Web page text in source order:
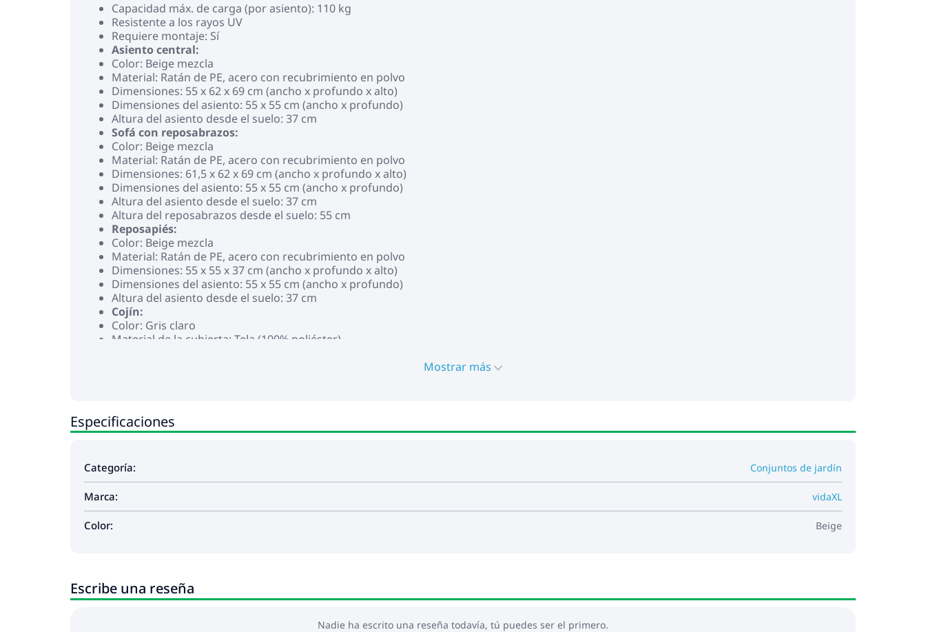
Capacidad máx. de carga (por asiento): 110 kg
Resistente a los rayos UV
Requiere montaje: Sí
Asiento central:
Color: Beige mezcla
Material: Ratán de PE, acero con recubrimiento en polvo
Dimensiones: 55 x 62 x 69 cm (ancho x profundo x alto)
Dimensiones del asiento: 55 x 55 cm (ancho x profundo)
Altura del asiento desde el suelo: 37 cm
Sofá con reposabrazos:
Color: Beige mezcla
Material: Ratán de PE, acero con recubrimiento en polvo
Dimensiones: 61,5 x 62 x 69 cm (ancho x profundo x alto)
Dimensiones del asiento: 55 x 55 cm (ancho x profundo)
Altura del asiento desde el suelo: 37 cm
Altura del reposabrazos desde el suelo: 55 cm
Reposapiés:
Color: Beige mezcla
Material: Ratán de PE, acero con recubrimiento en polvo
Dimensiones: 55 x 55 x 37 cm (ancho x profundo x alto)
Dimensiones del asiento: 55 x 55 cm (ancho x profundo)
Altura del asiento desde el suelo: 37 cm
Cojín:
Color: Gris claro
Material de la cubierta: Tela (100% poliéster)
2 x Asientos centrales
2 x Sofás con reposabrazos
5 x Cojines de respaldo
5 x Cojines de asiento con funda extraíble y lavable
Mostrar más
Especificaciones
Categoría: Conjuntos de jardín
Marca: vidaXL
Color: Beige
Escribe una reseña
Nadie ha escrito una reseña todavía, tú puedes ser el primero.